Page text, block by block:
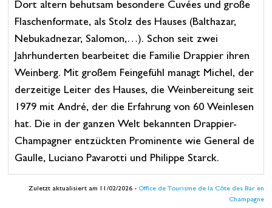
Dort altern behutsam besondere Cuvées und große
Flaschenformate, als Stolz des Hauses (Balthazar,
Nebukadnezar, Salomon,…). Schon seit zwei
Jahrhunderten bearbeitet die Familie Drappier ihren
Weinberg. Mit großem Feingefühl managt Michel, der
derzeitige Leiter des Hauses, die Weinbereitung seit
1979 mit André, der die Erfahrung von 60 Weinlesen
hat. Die in der ganzen Welt bekannten Drappier-
Champagner entzückten Prominente wie General de
Gaulle, Luciano Pavarotti und Philippe Starck.
Zuletzt aktualisiert am 11/02/2026 - Office de Tourisme de la Côte des Bar en
Champagne